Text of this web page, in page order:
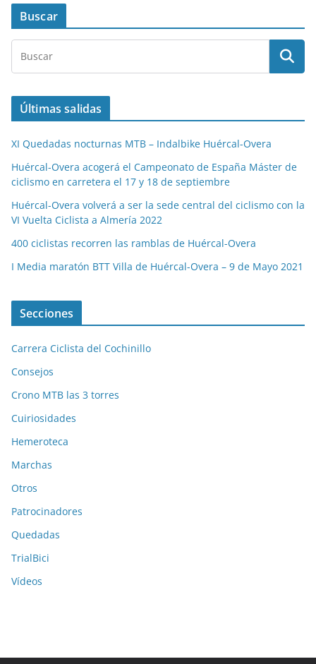
Buscar
Últimas salidas
XI Quedadas nocturnas MTB – Indalbike Huércal-Overa
Huércal-Overa acogerá el Campeonato de España Máster de
ciclismo en carretera el 17 y 18 de septiembre
Huércal-Overa volverá a ser la sede central del ciclismo con la
VI Vuelta Ciclista a Almería 2022
400 ciclistas recorren las ramblas de Huércal-Overa
I Media maratón BTT Villa de Huércal-Overa – 9 de Mayo 2021
Secciones
Carrera Ciclista del Cochinillo
Consejos
Crono MTB las 3 torres
Cuiriosidades
Hemeroteca
Marchas
Otros
Patrocinadores
Quedadas
TrialBici
Vídeos